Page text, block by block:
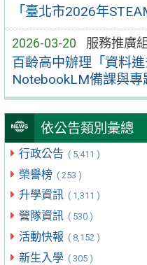
「臺北市2026年
2026-03-20 服務推廣組
百齡高中辦理「資料進
NotebookLM備課與專
依公告類別彙總
行政公告 ( 5,411 )
榮譽榜 ( 253 )
升學資訊 ( 1,311 )
營隊資訊 ( 530 )
活動快報 ( 8,152 )
新生入學 ( 305 )